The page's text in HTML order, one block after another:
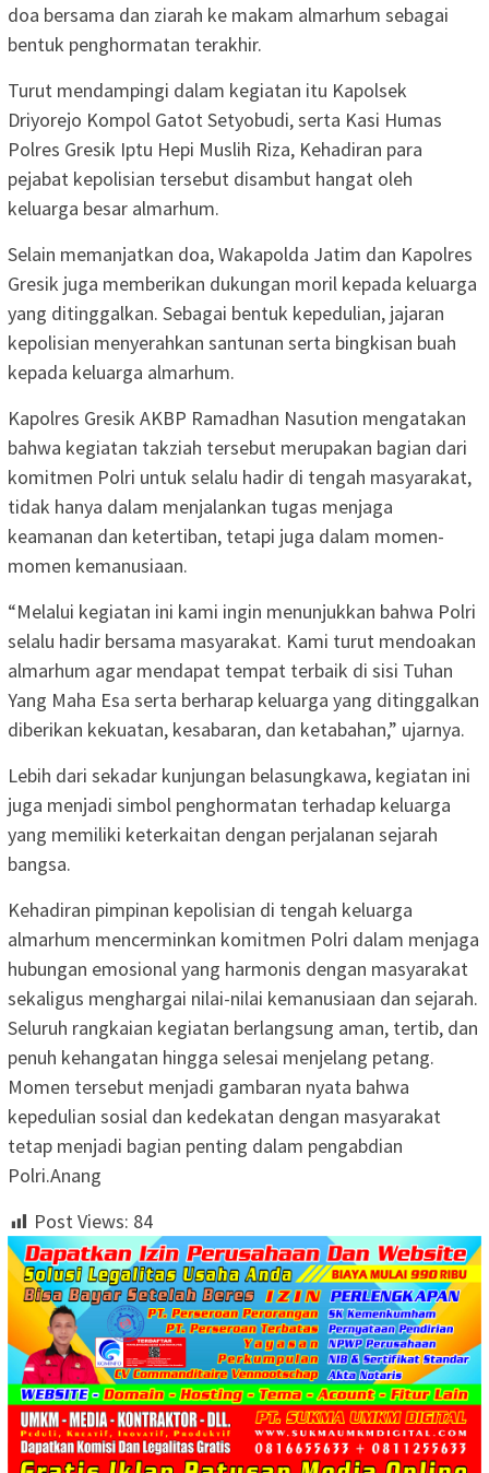
doa bersama dan ziarah ke makam almarhum sebagai
bentuk penghormatan terakhir.
Turut mendampingi dalam kegiatan itu Kapolsek
Driyorejo Kompol Gatot Setyobudi, serta Kasi Humas
Polres Gresik Iptu Hepi Muslih Riza, Kehadiran para
pejabat kepolisian tersebut disambut hangat oleh
keluarga besar almarhum.
Selain memanjatkan doa, Wakapolda Jatim dan Kapolres
Gresik juga memberikan dukungan moril kepada keluarga
yang ditinggalkan. Sebagai bentuk kepedulian, jajaran
kepolisian menyerahkan santunan serta bingkisan buah
kepada keluarga almarhum.
Kapolres Gresik AKBP Ramadhan Nasution mengatakan
bahwa kegiatan takziah tersebut merupakan bagian dari
komitmen Polri untuk selalu hadir di tengah masyarakat,
tidak hanya dalam menjalankan tugas menjaga
keamanan dan ketertiban, tetapi juga dalam momen-
momen kemanusiaan.
“Melalui kegiatan ini kami ingin menunjukkan bahwa Polri
selalu hadir bersama masyarakat. Kami turut mendoakan
almarhum agar mendapat tempat terbaik di sisi Tuhan
Yang Maha Esa serta berharap keluarga yang ditinggalkan
diberikan kekuatan, kesabaran, dan ketabahan,” ujarnya.
Lebih dari sekadar kunjungan belasungkawa, kegiatan ini
juga menjadi simbol penghormatan terhadap keluarga
yang memiliki keterkaitan dengan perjalanan sejarah
bangsa.
Kehadiran pimpinan kepolisian di tengah keluarga
almarhum mencerminkan komitmen Polri dalam menjaga
hubungan emosional yang harmonis dengan masyarakat
sekaligus menghargai nilai-nilai kemanusiaan dan sejarah.
Seluruh rangkaian kegiatan berlangsung aman, tertib, dan
penuh kehangatan hingga selesai menjelang petang.
Momen tersebut menjadi gambaran nyata bahwa
kepedulian sosial dan kedekatan dengan masyarakat
tetap menjadi bagian penting dalam pengabdian
Polri.Anang
Post Views: 84